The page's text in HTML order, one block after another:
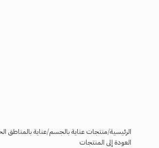
الرئيسية منتجات عناية بالجسم عناية بالمناطق
العودة إلى المنتجات